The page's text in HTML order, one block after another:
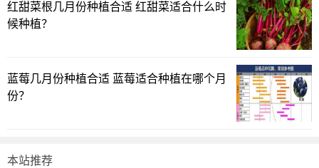
红甜菜根几月份种植合适 红甜菜适合什么时
候种植？
蓝莓几月份种植合适 蓝莓适合种植在哪个月
份？
本站推荐